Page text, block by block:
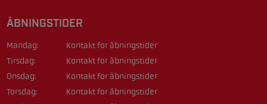
ÅBNINGSTIDER
Mandag:
Kontakt for åbningstider
Tirsdag:
Kontakt for åbningstider
Onsdag:
Kontakt for åbningstider
Torsdag:
Kontakt for åbningstider